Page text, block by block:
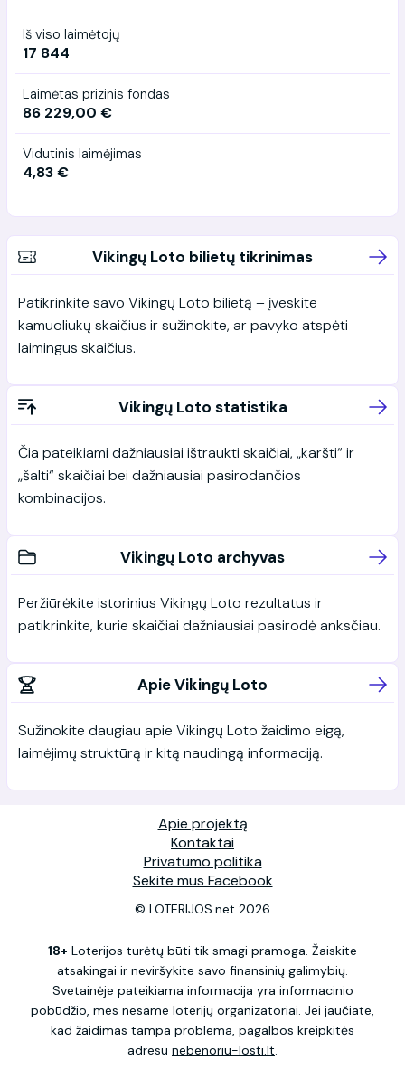
Iš viso laimėtojų
17 844
Laimėtas prizinis fondas
86 229,00 €
Vidutinis laimėjimas
4,83 €
Vikingų Loto bilietų tikrinimas
Patikrinkite savo Vikingų Loto bilietą – įveskite
kamuoliukų skaičius ir sužinokite, ar pavyko atspėti
laimingus skaičius.
Vikingų Loto statistika
Čia pateikiami dažniausiai ištraukti skaičiai, „karšti“ ir
„šalti“ skaičiai bei dažniausiai pasirodančios
kombinacijos.
Vikingų Loto archyvas
Peržiūrėkite istorinius Vikingų Loto rezultatus ir
patikrinkite, kurie skaičiai dažniausiai pasirodė anksčiau.
Apie Vikingų Loto
Sužinokite daugiau apie Vikingų Loto žaidimo eigą,
laimėjimų struktūrą ir kitą naudingą informaciją.
Apie projektą
Kontaktai
Privatumo politika
Sekite mus Facebook
© LOTERIJOS.net 2026
18+ Loterijos turėtų būti tik smagi pramoga. Žaiskite
atsakingai ir neviršykite savo finansinių galimybių.
Svetainėje pateikiama informacija yra informacinio
pobūdžio, mes nesame loterijų organizatoriai. Jei jaučiate,
kad žaidimas tampa problema, pagalbos kreipkitės
adresu nebenoriu-losti.lt